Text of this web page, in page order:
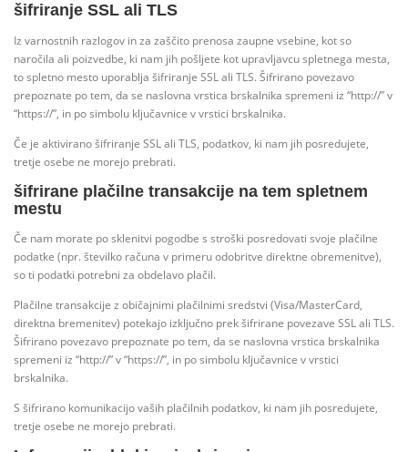
šifriranje SSL ali TLS
Iz varnostnih razlogov in za zaščito prenosa zaupne vsebine, kot so
naročila ali poizvedbe, ki nam jih pošljete kot upravljavcu spletnega mesta,
to spletno mesto uporablja šifriranje SSL ali TLS. Šifrirano povezavo
prepoznate po tem, da se naslovna vrstica brskalnika spremeni iz “http://” v
“https://”, in po simbolu ključavnice v vrstici brskalnika.
Če je aktivirano šifriranje SSL ali TLS, podatkov, ki nam jih posredujete,
tretje osebe ne morejo prebrati.
šifrirane plačilne transakcije na tem spletnem
mestu
Če nam morate po sklenitvi pogodbe s stroški posredovati svoje plačilne
podatke (npr. številko računa v primeru odobritve direktne obremenitve),
so ti podatki potrebni za obdelavo plačil.
Plačilne transakcije z običajnimi plačilnimi sredstvi (Visa/MasterCard,
direktna bremenitev) potekajo izključno prek šifrirane povezave SSL ali TLS.
Šifrirano povezavo prepoznate po tem, da se naslovna vrstica brskalnika
spremeni iz “http://” v “https://”, in po simbolu ključavnice v vrstici
brskalnika.
S šifrirano komunikacijo vaših plačilnih podatkov, ki nam jih posredujete,
tretje osebe ne morejo prebrati.